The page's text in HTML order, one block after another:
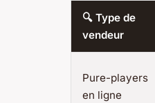
🔍 Type de
vendeur
Pure-players
en ligne